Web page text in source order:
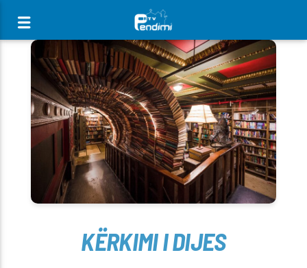
[There are no radio stations in the database]
KËRKIMI I DIJES